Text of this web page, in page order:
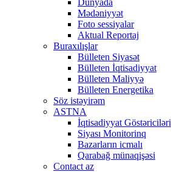
Dünyada
Mədəniyyət
Foto sessiyalar
Aktual Reportaj
Buraxılışlar
Bülleten Siyasət
Bülleten İqtisadiyyat
Bülleten Maliyyə
Bülleten Energetika
Söz istəyirəm
ASTNA
İqtisadiyyat Göstəriciləri
Siyası Monitorinq
Bazarların icmalı
Qarabağ münaqişəsi
Contact az